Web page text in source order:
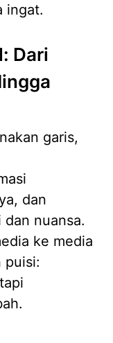
ingat.
Dari
garis,
dan
nuansa.
ke media
puisi: